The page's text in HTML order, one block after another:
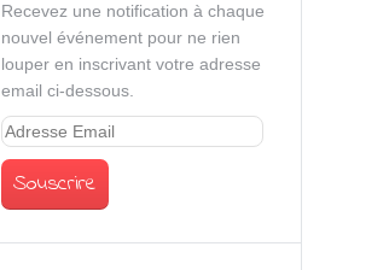
Recevez une notification à chaque
nouvel événement pour ne rien
louper en inscrivant votre adresse
email ci-dessous.